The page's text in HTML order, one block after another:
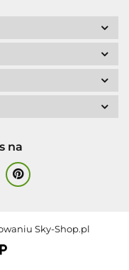
na
Sky-Shop.pl